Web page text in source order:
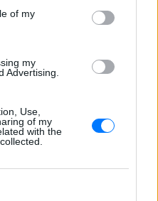
of my
my
Advertising.
Use,
of my
with the
σε μετωπική σύγκρουση με
στην επαρχιακή οδό Αμφίπολης
στο κέντρο της
Έσπασαν το
των υψηλών ταχυτήτων το